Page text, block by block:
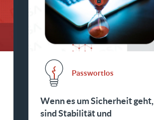
Passwortlos
Wenn es um Sicherheit geht,
sind Stabilität und